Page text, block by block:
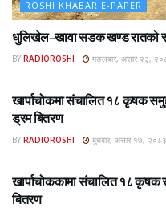
ROSHI KHABAR E-PAPER
धुलिखेल–खावा सडक खण्ड रातको
BY RADIOROSHI मङ्लबार, असार २३,
खार्पाचोकमा संचालित १८ कृषक
ड्रम बितरण
BY RADIOROSHI बुधबार, असार १७, २०८३
खार्पाचोककामा संचालित १८
बितरण